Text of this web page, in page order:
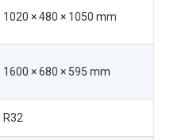
1020 × 480 × 1050 mm
1600 × 680 × 595 mm
R32